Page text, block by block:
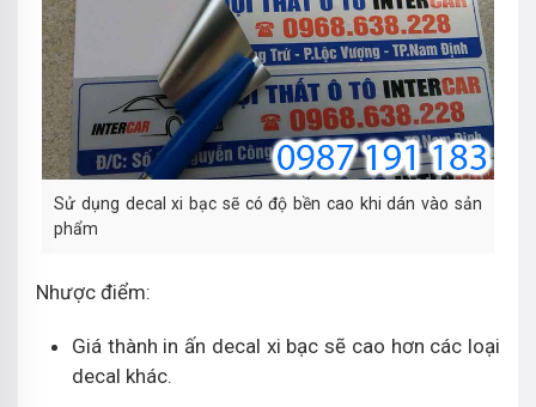
Sử dụng decal xi bạc sẽ có độ bền cao khi dán vào sản
phẩm
Nhược điểm:
Giá thành in ấn decal xi bạc sẽ cao hơn các loại
decal khác.